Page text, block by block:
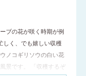
ブの花が咲く時期が例
しく、でも嬉しい収穫
ノコギリソウの白い花
景です。 「収穫するぞ